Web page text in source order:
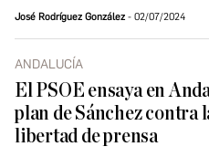
José Rodríguez González 02/07/2024
ANDALUCÍA
El PSOE ensaya en
plan de Sánchez contra
libertad de prensa